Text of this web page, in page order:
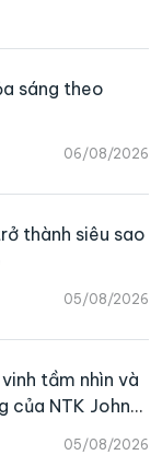
06/08/2026
sáng theo
05/08/2026
thành siêu sao
05/08/2026
tầm nhìn và
của NTK John